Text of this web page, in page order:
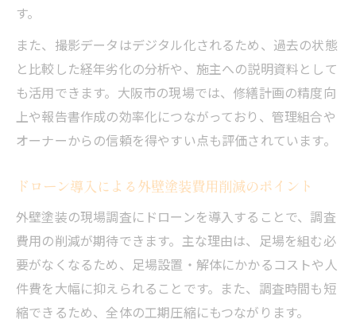
す。
また、撮影データはデジタル化されるため、過去の状態
と比較した経年劣化の分析や、施主への説明資料として
も活用できます。大阪市の現場では、修繕計画の精度向
上や報告書作成の効率化につながっており、管理組合や
オーナーからの信頼を得やすい点も評価されています。
ドローン導入による外壁塗装費用削減のポイント
外壁塗装の現場調査にドローンを導入することで、調査
費用の削減が期待できます。主な理由は、足場を組む必
要がなくなるため、足場設置・解体にかかるコストや人
件費を大幅に抑えられることです。また、調査時間も短
縮できるため、全体の工期圧縮にもつながります。